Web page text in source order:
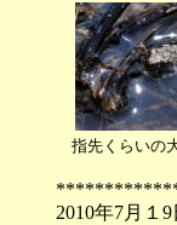
指先くらいの
2010